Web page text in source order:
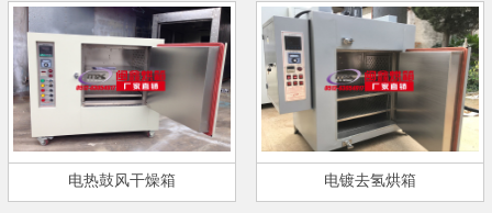
电热鼓风干燥箱 电镀去氢烘箱